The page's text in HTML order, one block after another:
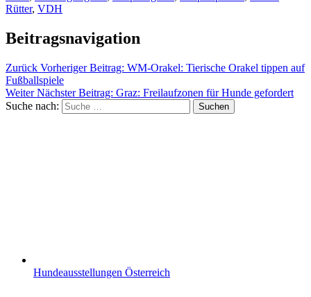
Rütter, VDH
Beitragsnavigation
Zurück Vorheriger Beitrag: WM-Orakel: Tierische Orakel tippen auf
Fußballspiele
Weiter Nächster Beitrag: Graz: Freilaufzonen für Hunde gefordert
Suche nach:
Suchen
Hundeausstellungen Österreich